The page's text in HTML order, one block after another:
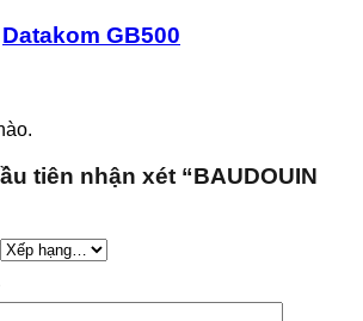
Datakom GB500
tiên nhận xét “BAUDOUIN